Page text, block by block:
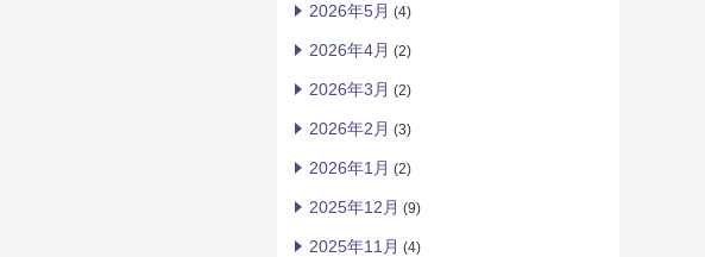
2026年5月 (4)
2026年4月 (2)
2026年3月 (2)
2026年2月 (3)
2026年1月 (2)
2025年12月 (9)
2025年11月 (4)